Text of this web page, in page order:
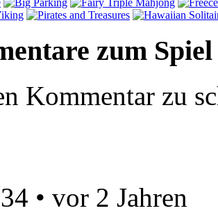
zum Spiel
Kommentar zu
• vor 2 Jahren